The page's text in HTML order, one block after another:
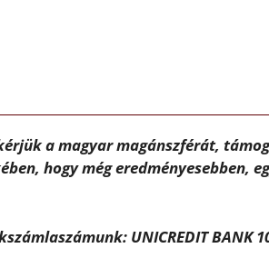
a magyar magánszférát,
hogy még eredményesebben,
UNICREDIT BANK